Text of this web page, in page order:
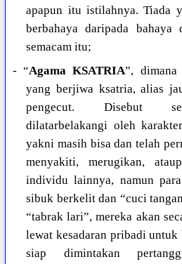
apapun itu istilahnya. Tiada
berbahaya daripada
semacam itu;
- “Agama KSATRIA”, dimana
yang berjiwa ksatria, alias
pengecut. Disebut
dilatarbelakangi oleh
yakni masih bisa dan telah
menyakiti, merugikan,
individu lainnya, namun
sibuk berkelit dan “cuci
“tabrak lari”, mereka akan
lewat kesadaran pribadi
siap dimintakan